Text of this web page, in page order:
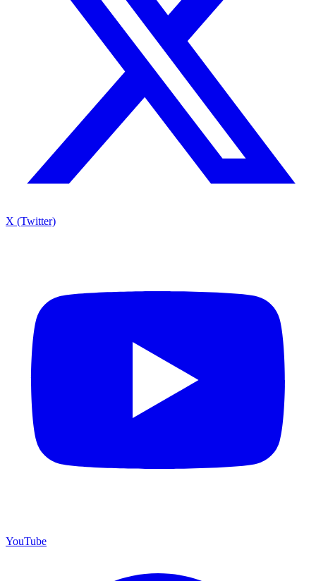
X (Twitter)
YouTube